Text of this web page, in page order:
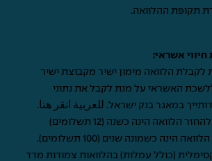
תקופת ההלוואה.
אשראי:
לקבלת הלוואה מימון ישיר מקבוצת ישיר
ללשכת האשראי על מנת לקבל את נתוני
במאגר בנק ישראל. للعربية انقر هنا .
התקופה המינימלית להחזר הלוואה הינה כשנה (12 תשלומים)
והמקסימלית להחזר הלוואה הינה כשמונה שנים (100 תשלומים).
(כולל עמלות) בהלוואות צמודות מדד